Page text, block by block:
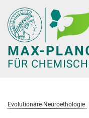
Hauptinhalt
Evolutionäre Neuroethologie